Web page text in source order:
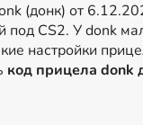
(донк) от
CS2. У donk
настройки
код прицела donk